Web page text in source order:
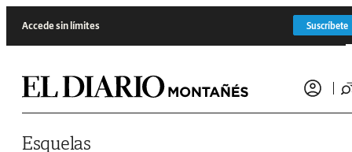
Accede sin límites Suscríbete
Esquelas